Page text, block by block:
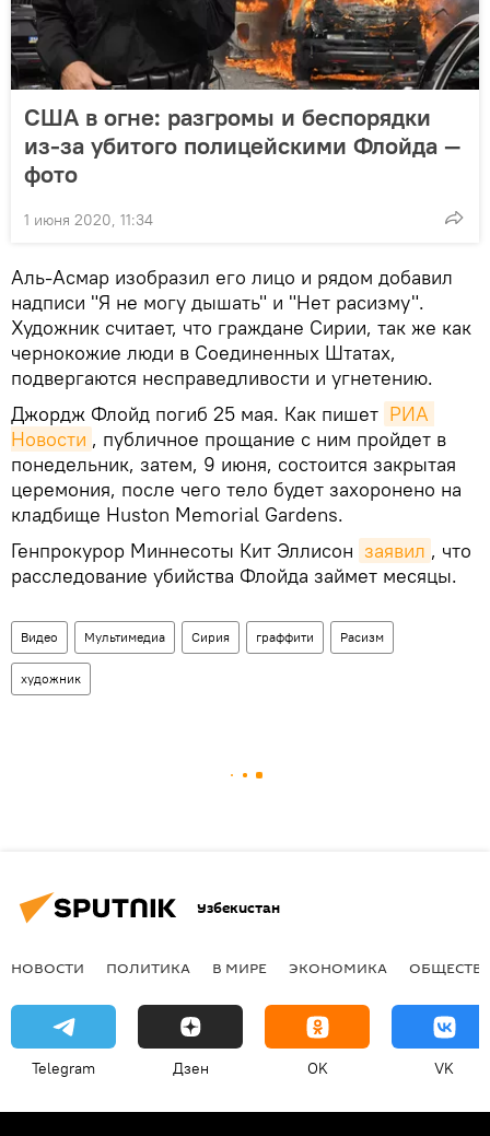
США в огне: разгромы и беспорядки
из-за убитого полицейскими Флойда —
фото
1 июня 2020, 11:34
Аль-Асмар изобразил его лицо и рядом добавил
надписи "Я не могу дышать" и "Нет расизму".
Художник считает, что граждане Сирии, так же как
чернокожие люди в Соединенных Штатах,
подвергаются несправедливости и угнетению.
Джордж Флойд погиб 25 мая. Как пишет РИА
Новости , публичное прощание с ним пройдет в
понедельник, затем, 9 июня, состоится закрытая
церемония, после чего тело будет захоронено на
кладбище Huston Memorial Gardens.
Генпрокурор Миннесоты Кит Эллисон заявил , что
расследование убийства Флойда займет месяцы.
Видео Мультимедиа Сирия граффити Расизм
художник
Узбекистан
НОВОСТИ ПОЛИТИКА В МИРЕ ЭКОНОМИКА
Telegram Дзен OK VK